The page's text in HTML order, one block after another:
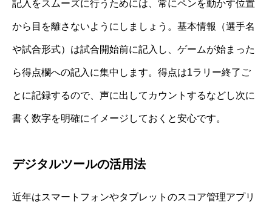
記入をスムーズに行うためには、常にペンを動かす位置
から目を離さないようにしましょう。基本情報（選手名
や試合形式）は試合開始前に記入し、ゲームが始まった
ら得点欄への記入に集中します。得点は1ラリー終了ご
とに記録するので、声に出してカウントするなどし次に
書く数字を明確にイメージしておくと安心です。
デジタルツールの活用法
近年はスマートフォンやタブレットのスコア管理アプリ